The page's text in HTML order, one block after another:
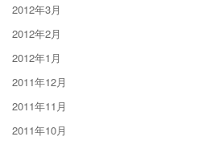
2012年3月
2012年2月
2012年1月
2011年12月
2011年11月
2011年10月